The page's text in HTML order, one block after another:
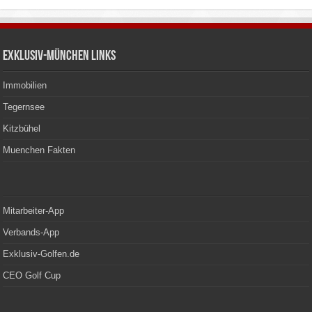
Exklusiv-München Links
Immobilien
Tegernsee
Kitzbühel
Muenchen Fakten
Mitarbeiter-App
Verbands-App
Exklusiv-Golfen.de
CEO Golf Cup